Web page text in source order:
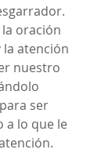
oración
la atención
nuestro
ser
a lo que le